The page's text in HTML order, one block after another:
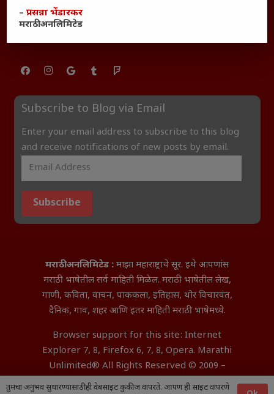
सार्वजनिक नोंद: पेमेंट डिफॉल्ट प्रकरण – Kris Ankem [FFME]
धावपळीच्या जीवनात शांततेचा शोध – Meditation का आवश्यक
Subscribe to Blog via Email
Enter your email address to subscribe to this blog
and receive notifications of new posts by email.
Subscribe
मराठी अनलिमिटेड : माझा महाराष्ट्राचे सूर. इथे आपणांस
मराठी भाषेतील सर्व माहिती मिळेल. मराठी भाषेतील लेख,
गाणी, कविता, वाचन, पाककला, इतिहास, थोर विचारवंत,
दैनिक, गाव, शहर आणि इतर माहिती मराठी भाषेमध्ये.
Browser support for this site: Internet
Explorer 7, 8, Firefox 6, 7, 8, Opera. Marathi
Unlimited® All Rights Reserved © 2009 –
2026 Aditya InfoTech Nagpur.
तुमचा अनुभव सुधारण्यासाठी ही वेबसाइट कुकीज वापरते. आपण ही साइट वापरणे
–प्रसन्ना भेंडारकर
मराठी अनलिमिटेड